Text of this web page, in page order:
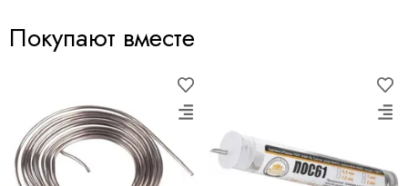
Покупают вместе